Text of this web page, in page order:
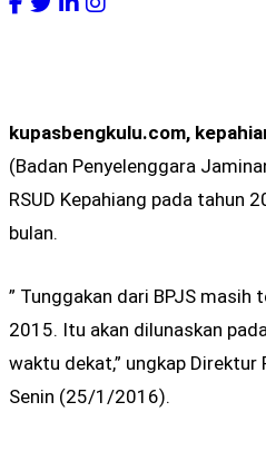
kupasbengkulu.com,
(Badan Penyelenggara
RSUD Kepahiang pada tahun
bulan.
” Tunggakan dari BPJS masih
2015. Itu akan dilunaskan
waktu dekat,” ungkap Direktur
Senin (25/1/2016).